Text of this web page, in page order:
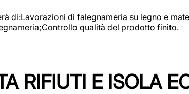
di:Lavorazioni di falegnameria su legno e
qualità del prodotto finito.
RIFIUTI E ISOLA